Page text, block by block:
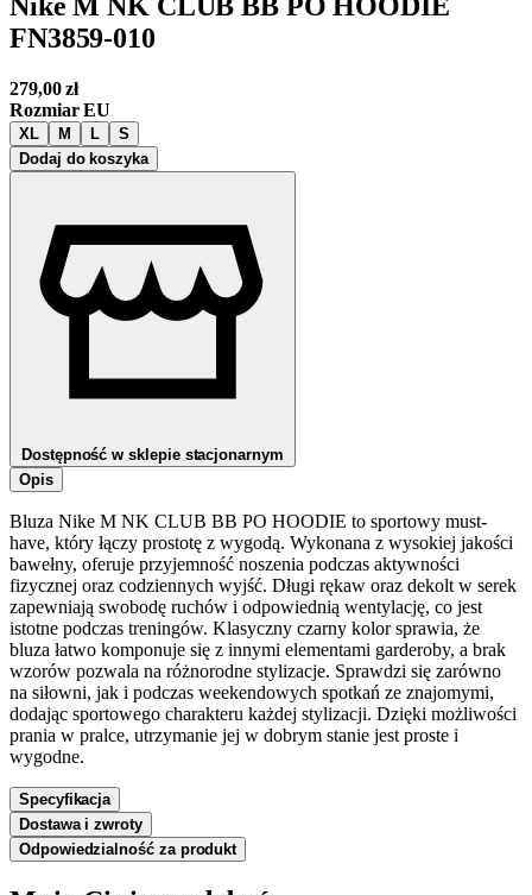
FN3859-010
279,00zł
Rozmiar EU
XL M L
S
Dodaj do koszyka
Dostępność w sklepie stacjonarnym
Opis
Bluza Nike M NK CLUB BB PO HOODIE to sportowy must-
have, który łączy prostotę z wygodą. Wykonana z wysokiej jakości
bawełny, oferuje przyjemność noszenia podczas aktywności
fizycznej oraz codziennych wyjść. Długi rękaw oraz dekolt w serek
zapewniają swobodę ruchów i odpowiednią wentylację, co jest
istotne podczas treningów. Klasyczny czarny kolor sprawia, że
bluza łatwo komponuje się z innymi elementami garderoby, a brak
wzorów pozwala na różnorodne stylizacje. Sprawdzi się zarówno
na siłowni, jak i podczas weekendowych spotkań ze znajomymi,
dodając sportowego charakteru każdej stylizacji. Dzięki możliwości
prania w pralce, utrzymanie jej w dobrym stanie jest proste i
wygodne.
Specyfikacja
Dostawa i zwroty
Odpowiedzialność za produkt